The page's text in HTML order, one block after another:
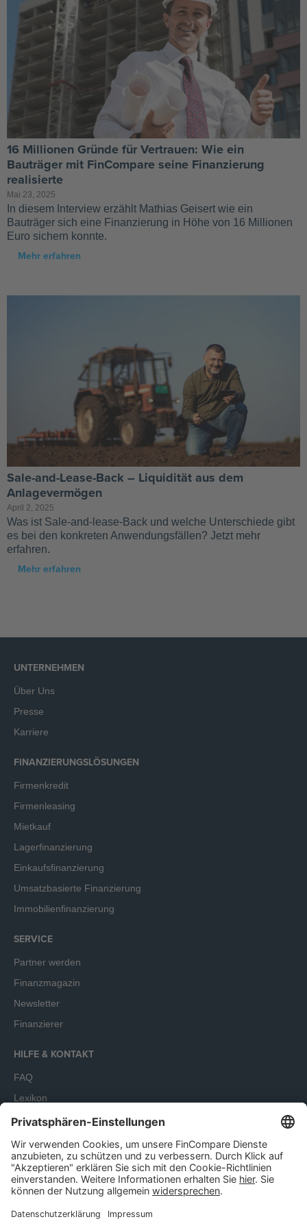
16 Millionen Gründe für Vertrauen: Wie ein
Bauträger mit FinCompare seine Finanzierung
realisierte
Mai 23, 2025
In diesem Interview erzählt Mathias Geisert wie ein
Bauträger sich eine Finanzierung in Höhe von 16 Millionen
Euro sichern konnte.
Mehr erfahren
Sale-and-Lease-Back – Liquidität aus dem
Anlagevermögen
April 2, 2025
Was ist Sale-and-lease-Back und welche Unterschiede gibt
es bei den konkreten Anwendungsfällen? Jetzt mehr
erfahren.
Mehr erfahren
UNTERNEHMEN
Über Uns
Presse
Karriere
FINANZIERUNGSLÖSUNGEN
Firmenkredit
Firmenleasing
Mietkauf
Lagerfinanzierung
Einkaufsfinanzierung
Umsatzbasierte Finanzierung
Immobilienfinanzierung
SERVICE
Partner werden
Finanzmagazin
Newsletter
Finanzierer
HILFE & KONTAKT
FAQ
Lexikon
Terminbuchung